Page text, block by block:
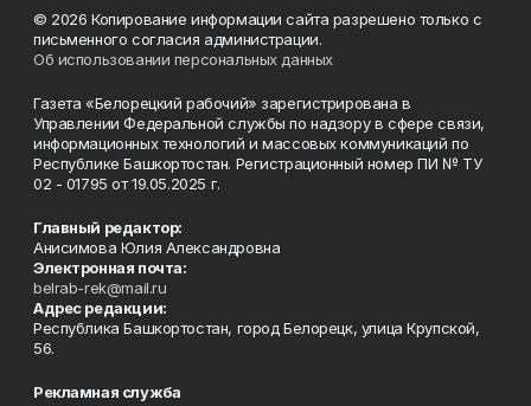
© 2026 Копирование информации сайта разрешено только с
письменного согласия администрации.
Об использовании персональных данных
Газета «Белорецкий рабочий» зарегистрирована в
Управлении Федеральной службы по надзору в сфере связи,
информационных технологий и массовых коммуникаций по
Республике Башкортостан. Регистрационный номер ПИ № ТУ
02 - 01795 от 19.05.2025 г.
Главный редактор:
Анисимова Юлия Александровна
Электронная почта:
belrab-rek@mail.ru
Адрес редакции:
Республика Башкортостан, город Белорецк, улица Крупской,
56.
Рекламная служба